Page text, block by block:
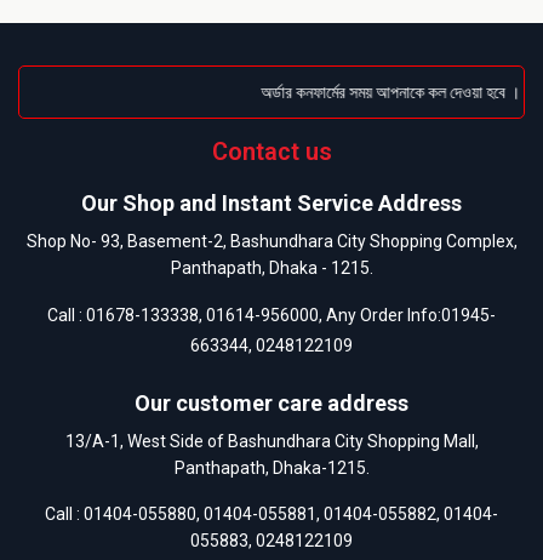
অর্ডার কনফার্মের সময় আপনাকে কল দেওয়া হবে ।
Contact us
Our Shop and Instant Service Address
Shop No- 93, Basement-2, Bashundhara City Shopping Complex,
Panthapath, Dhaka - 1215.
Call : 01678-133338, 01614-956000, Any Order Info:01945-
663344, 0248122109
Our customer care address
13/A-1, West Side of Bashundhara City Shopping Mall,
Panthapath, Dhaka-1215.
Call : 01404-055880, 01404-055881, 01404-055882, 01404-
055883, 0248122109